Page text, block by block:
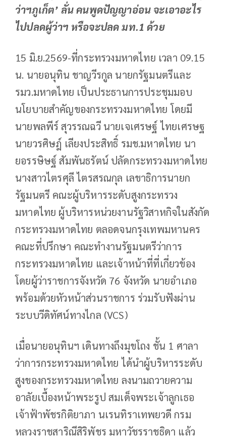
ว่าฯภูเก็ต’ ลั่น คนพูดปัญญาอ่อน จะเอาอะไร
ไปปลดผู้ว่าฯ หรือจะปลด มท.1 ด้วย
15 มิ.ย.2569-ที่กระทรวงมหาดไทย เวลา 09.15
น. นายอนุทิน ชาญวีรกูล นายกรัฐมนตรีและ
รมว.มหาดไทย เป็นประธานการประชุมมอบ
นโยบายสำคัญของกระทรวงมหาดไทย โดยมี
นายพลพีร์ สุวรรณฉวี นายเจเศรษฐ์ ไทยเศรษฐ
นายวรศิษฎ์ เลียงประสิทธิ์ รมช.มหาดไทย นา
ยอรรษิษฐ์ สัมพันธรัตน์ ปลัดกระทรวงมหาดไทย
นางสาวไตรศุลี ไตรสรณกุล เลขาธิการนายก
รัฐมนตรี คณะผู้บริหารระดับสูงกระทรวง
มหาดไทย ผู้บริหารหน่วยงานรัฐวิสาหกิจในสังกัด
กระทรวงมหาดไทย ตลอดจนกรุงเทพมหานคร
คณะที่ปรึกษา คณะทำงานรัฐมนตรีว่าการ
กระทรวงมหาดไทย และเจ้าหน้าที่ที่เกี่ยวข้อง
โดยผู้ว่าราชการจังหวัด 76 จังหวัด นายอำเภอ
พร้อมด้วยหัวหน้าส่วนราชการ ร่วมรับฟังผ่าน
ระบบวีดิทัศน์ทางไกล (VCS)
เมื่อนายอนุทินฯ เดินทางถึงมุขโถง ชั้น 1 ศาลา
ว่าการกระทรวงมหาดไทย ได้นําผู้บริหารระดับ
สูงของกระทรวงมหาดไทย ลงนามถวายความ
อาลัยเบื้องหน้าพระรูป สมเด็จพระเจ้าลูกเธอ
เจ้าฟ้าพัชรกิติยาภา นเรนทิราเทพยวดี กรม
หลวงราชสาริณีสิริพัชร มหาวัชรราชธิดา แล้ว